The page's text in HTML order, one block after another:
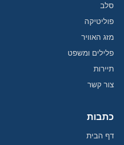
סלב
פוליטיקה
מזג האוויר
פלילים ומשפט
תיירות
צור קשר
כתבות
דף הבית